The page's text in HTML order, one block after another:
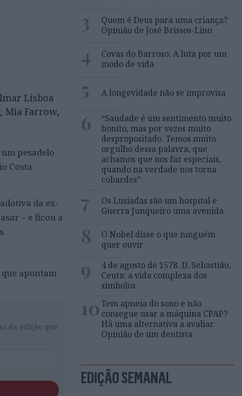
Lisboa
Mia Farrow,
pesadelo
Costa
da ex-
– e ficou a
apontam
da edição que
3
Quem é Deus para uma criança?
Opinião de José Brissos-Lino
4
Covas do Barroso: A luta por um
modo de vida
5 A longevidade não se improvisa
6
“Saudade é um sentimento muito
bonito, mas por vezes muito
despropositado. Temos muito
orgulho dessa palavra, que
achamos que nos faz especiais,
quando na verdade nos torna
cobardes’’
7
Os Lusíadas são um hospital e
Guerra Junqueiro uma avenida
8
O Nobel disse o que ninguém
quer ouvir
9
4 de agosto de 1578. D. Sebastião,
Ceuta: a vida complexa dos
símbolos
10Tem apneia do sono e não
consegue usar a máquina CPAP?
Há uma alternativa a avaliar.
Opinião de um dentista
EDIÇÃO SEMANAL